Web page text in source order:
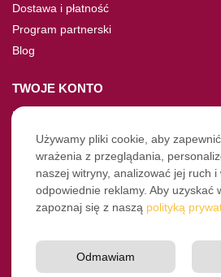
Dostawa i płatność
Program partnerski
Blog
TWOJE KONTO
Moje konto
Nie pamiętasz hasła?
Twoje zamówienia
NASZE SOCIALE
Instagram
Używamy pliki cookie, aby
wrażenia z przeglądania,
naszej witryny, analizować jej ruch i
odpowiednie reklamy. Aby uzyskać
zapoznaj się z naszą polityką
Odmawiam